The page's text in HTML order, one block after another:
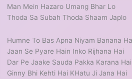
Man Mein Hazaro Umang Bhar Lo
Thoda Sa Subah Thoda Shaam Japlo
Humne To Bas Apna Niyam Banana
Jaan Se Pyare Hain Inko Rijhana Hai
Dar Pe Jaake Sauda Pakka Karana Hai
Ginny Bhi Kehti Hai KHatu Ji Jana Hai